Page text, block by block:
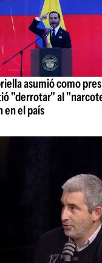
asumió como
"derrotar" al
en el país